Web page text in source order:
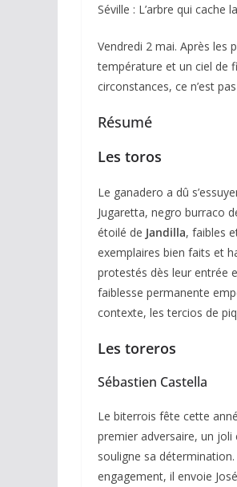
Séville : L’arbre qui cache
Vendredi 2 mai. Après les
température et un ciel de
circonstances, ce n’est
Résumé
Les toros
Le ganadero a dû
Jugaretta, negro burraco
étoilé de Jandilla, faibles
exemplaires bien faits et
protestés dès leur entrée
faiblesse permanente
contexte, les tercios de
Les toreros
Sébastien Castella
Le biterrois fête cette
premier adversaire, un
souligne sa
engagement, il envoie